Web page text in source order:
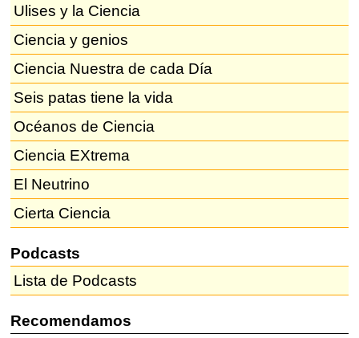
Ulises y la Ciencia
Ciencia y genios
Ciencia Nuestra de cada Día
Seis patas tiene la vida
Océanos de Ciencia
Ciencia EXtrema
El Neutrino
Cierta Ciencia
Podcasts
Lista de Podcasts
Recomendamos